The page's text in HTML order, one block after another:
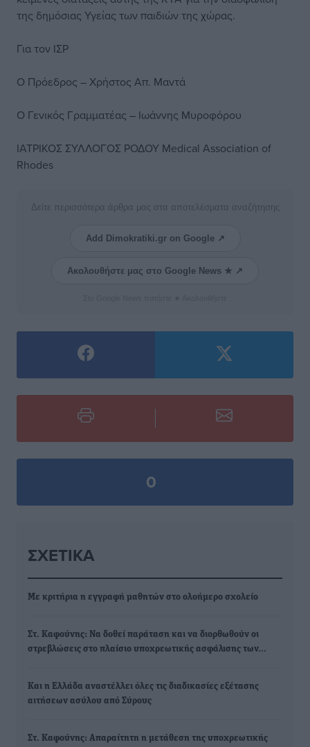
της δημόσιας Υγείας των παιδιών της χώρας.
Για τον ΙΣΡ
Ο Πρόεδρος – Χρήστος Απ. Μαντά
Ο Γενικός Γραμματέας – Ιωάννης Μυροφόρου
ΙΑΤΡΙΚΟΣ ΣΥΛΛΟΓΟΣ ΡΟΔΟΥ Medical Association of
Rhodes
Δείτε περισσότερα άρθρα μας στα αποτελέσματα αναζήτησης
Add Dimokratiki.gr on Google ↗
Ακολουθήστε μας στο Google News ★ ↗
0
ΣΧΕΤΙΚΆ
Με κριτήρια η εγγραφή μαθητών στο ολοήμερο σχολείο
Στ. Καφούνης: Να δοθεί παράταση και να διορθωθούν οι
στρεβλώσεις στο πλαίσιο υποχρεωτικής ασφάλισης των…
Και η Ελλάδα αναστέλλει όλες τις διαδικασίες εξέτασης
αιτήσεων ασύλου από Σύρους
Στ. Καφούνης: Απαραίτητη η μετάθεση της υποχρεωτικής